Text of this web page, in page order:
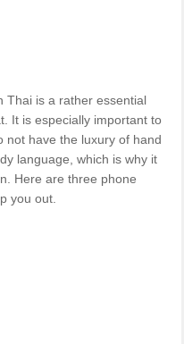
Thai is a rather essential
It is especially important to
not have the luxury of hand
language, which is why it
Here are three phone
you out.